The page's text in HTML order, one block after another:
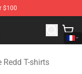
$100
Redd Merchandise
Redd T-shirts